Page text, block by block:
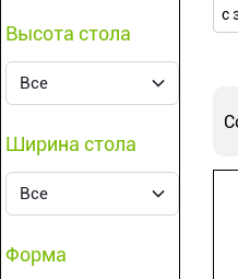
Высота стола
Ширина стола
Форма
с